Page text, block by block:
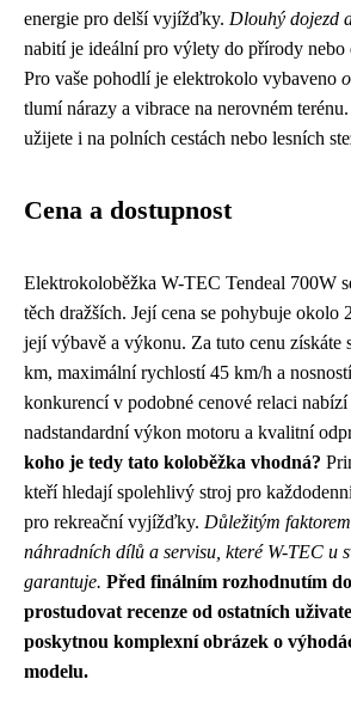
energie pro delší vyjížďky. Dlouhý dojezd
nabití je ideální pro výlety do přírody nebo
Pro vaše pohodlí je elektrokolo vybaveno
tlumí nárazy a vibrace na nerovném
užijete i na polních cestách nebo lesních
Cena a dostupnost
Elektrokoloběžka W-TEC Tendeal 700W
těch dražších. Její cena se pohybuje okolo
její výbavě a výkonu. Za tuto cenu získáte
km, maximální rychlostí 45 km/h a
konkurencí v podobné cenové relaci
nadstandardní výkon motoru a kvalitní
koho je tedy tato koloběžka vhodná?
kteří hledají spolehlivý stroj pro
pro rekreační vyjížďky. Důležitým
náhradních dílů a servisu, které W-TEC u
garantuje. Před finálním rozhodnutím
prostudovat recenze od ostatních
poskytnou komplexní obrázek o
modelu.